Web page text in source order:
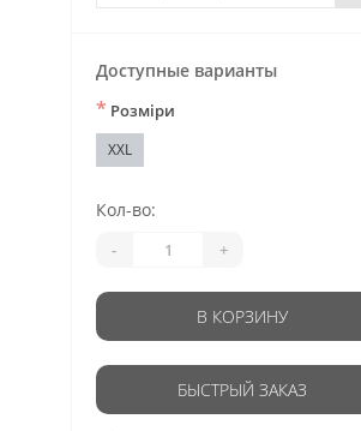
Доступные варианты
* Розміри
XXL
Кол-во:
- +
В КОРЗИНУ
БЫСТРЫЙ ЗАКАЗ